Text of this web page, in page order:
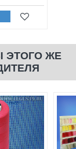
ЭТОГО ЖЕ